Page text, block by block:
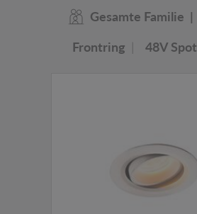
Gesamte Familie
Frontring
48V Spot